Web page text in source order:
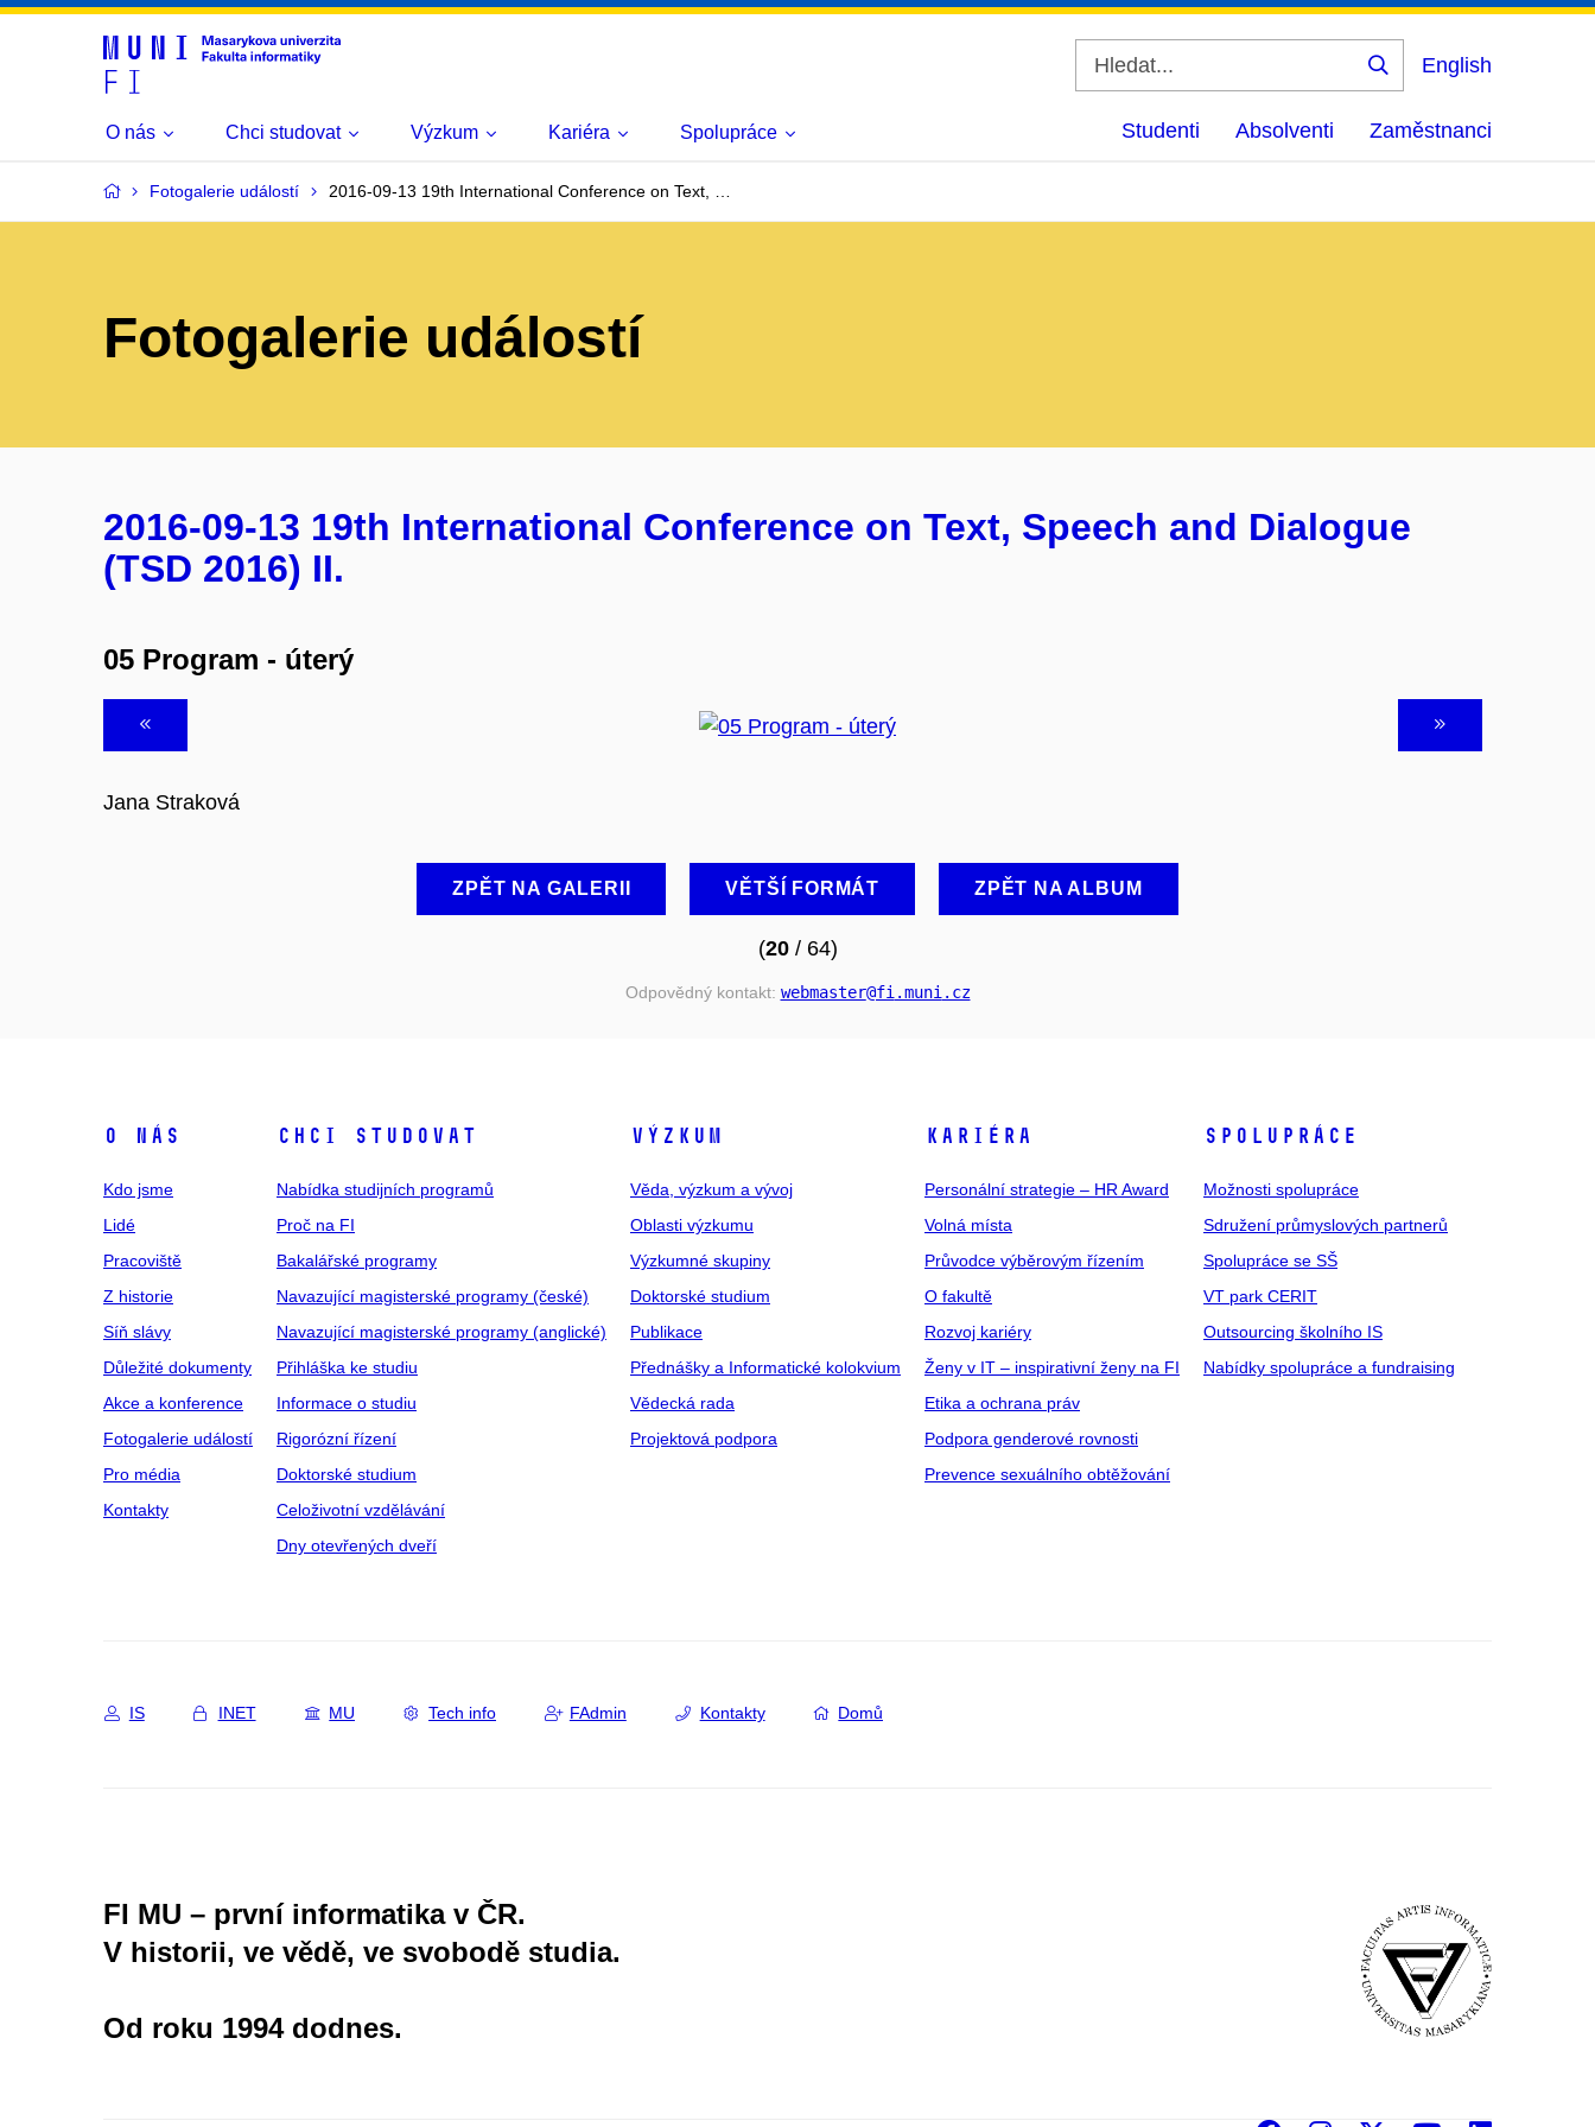
Vyhledat
English
O nás Chci studovat Výzkum Kariéra Spolupráce Studenti Absolventi Zaměstnanci
Fotogalerie událostí 2016-09-13 19th International Conference on Text, …
Fotogalerie událostí
2016-09-13 19th International Conference on Text, Speech and Dialogue
(TSD 2016) II.
05 Program - úterý
Jana Straková
ZPĚT NA GALERII VĚTŠÍ FORMÁT ZPĚT NA ALBUM
(20/ 64)
Odpovědný kontakt: webmaster@fi .muni .cz
O NÁS
Kdo jsme
Lidé
Pracoviště
Z historie
Síň slávy
Důležité dokumenty
Akce a konference
Fotogalerie událostí
Pro média
Kontakty
CHCI STUDOVAT
Nabídka studijních programů
Proč na FI
Bakalářské programy
Navazující magisterské programy (české)
Navazující magisterské programy (anglické)
Přihláška ke studiu
Informace o studiu
Rigorózní řízení
Doktorské studium
Celoživotní vzdělávání
Dny otevřených dveří
VÝZKUM
Věda, výzkum a vývoj
Oblasti výzkumu
Výzkumné skupiny
Doktorské studium
Publikace
Přednášky a Informatické kolokvium
Vědecká rada
Projektová podpora
KARIÉRA
Personální strategie – HR Award
Volná místa
Průvodce výběrovým řízením
O fakultě
Rozvoj kariéry
Ženy v IT – inspirativní ženy na FI
Etika a ochrana práv
Podpora genderové rovnosti
Prevence sexuálního obtěžování
SPOLUPRÁCE
Možnosti spolupráce
Sdružení průmyslových partnerů
Spolupráce se SŠ
VT park CERIT
Outsourcing školního IS
Nabídky spolupráce a fundraising
IS INET MU Tech info FAdmin Kontakty Domů
FI MU – první informatika v ČR.
V historii, ve vědě, ve svobodě studia.
Od roku 1994 dodnes.